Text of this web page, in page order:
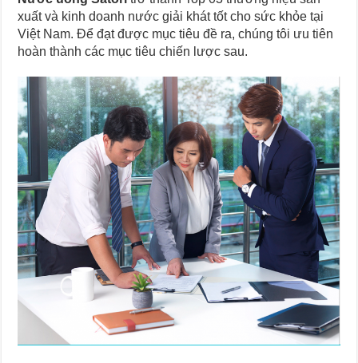
xuất và kinh doanh nước giải khát tốt cho sức khỏe tại
Việt Nam. Để đạt được mục tiêu đề ra, chúng tôi ưu tiên
hoàn thành các mục tiêu chiến lược sau.